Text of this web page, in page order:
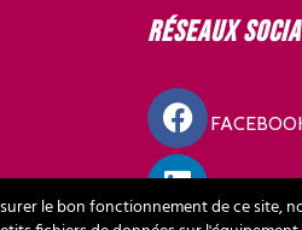
Réseaux
le bon fonctionnement de ce site,